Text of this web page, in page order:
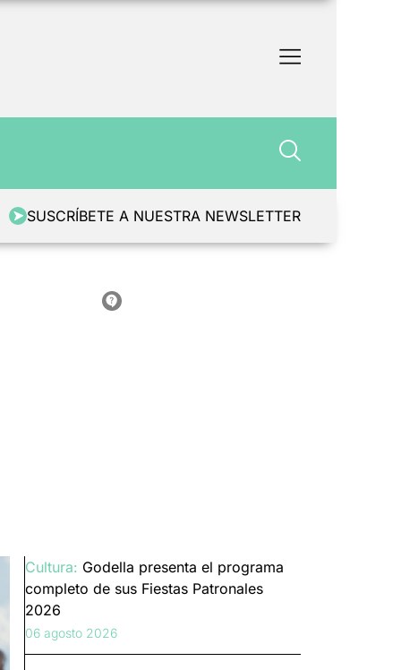
SUSCRÍBETE A NUESTRA NEWSLETTER
Cultura: Godella presenta el programa
completo de sus Fiestas Patronales
2026
06 agosto 2026